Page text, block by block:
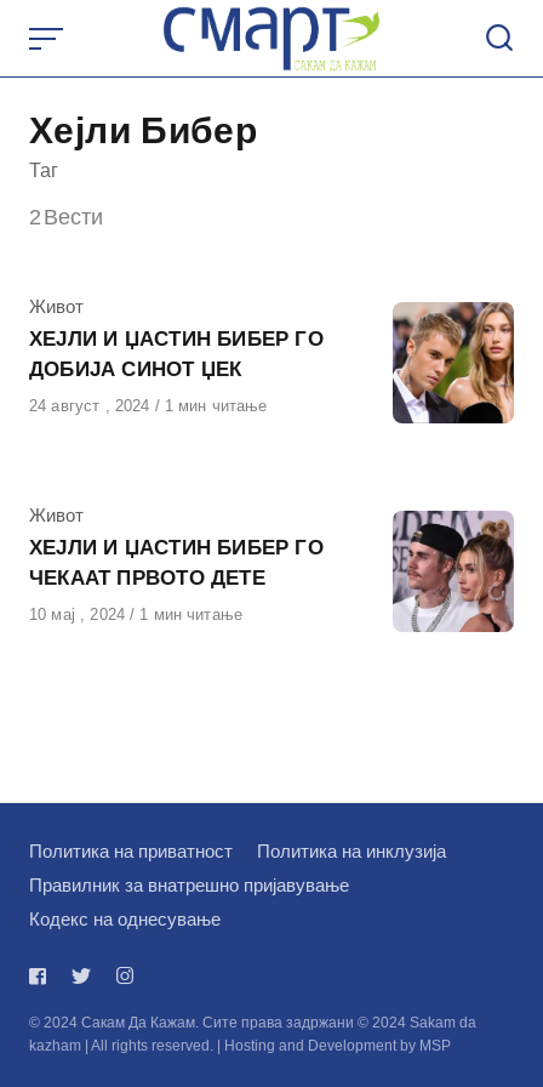
content
Хејли Бибер
Таг
2 Вести
КАтегорија
Живот
ХЕЈЛИ И ЏАСТИН БИБЕР ГО
ДОБИЈА СИНОТ ЏЕК
Објавено
24 август , 2024 1 мин читање
КАтегорија
Живот
ХЕЈЛИ И ЏАСТИН БИБЕР ГО
ЧЕКААТ ПРВОТО ДЕТЕ
Објавено
10 мај , 2024 1 мин читање
Политика на приватност
Политика на инклузија
Правилник за внатрешно пријавување
Кодекс на однесување
© 2024 Сакам Да Кажам. Сите права задржани © 2024 Sakam da
kazham | All rights reserved. | Hosting and Development by MSP